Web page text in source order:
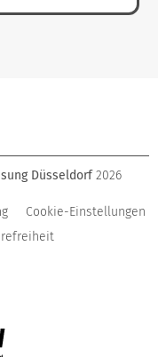
Düsseldorf 2026
Cookie-Einstellungen